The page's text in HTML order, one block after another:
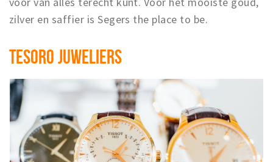
zilver en saffier is Segers the place to be.
TESORO JUWELIERS